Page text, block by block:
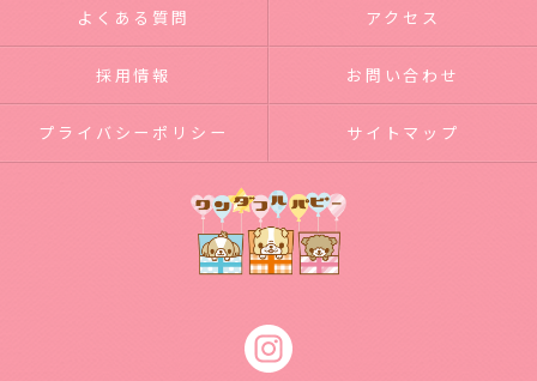
よくある質問 アクセス
採用情報 お問い合わせ
プライバシーポリシー サイトマップ